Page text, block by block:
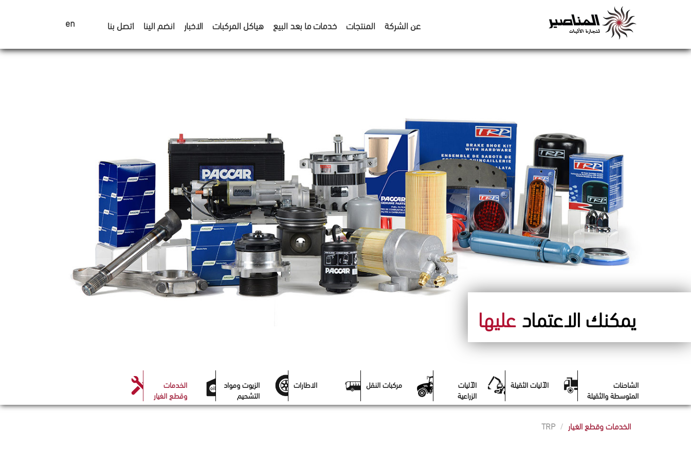
Skip
عن الشركة المنتجات خدمات ما بعد البيع هياكل المركبات الاخبار انضم الينا اتصل بنا en
يمكنك الاعتمادعليها
الشاحنات
المتوسطة والثقيلة
الآليات الثقيلة الآليات
الزراعية
مركبات النقل الاطارات الزيوت ومواد
التشحيم
الخدمات
وقطع الغيار
الخدمات وقطع الغيار TRP